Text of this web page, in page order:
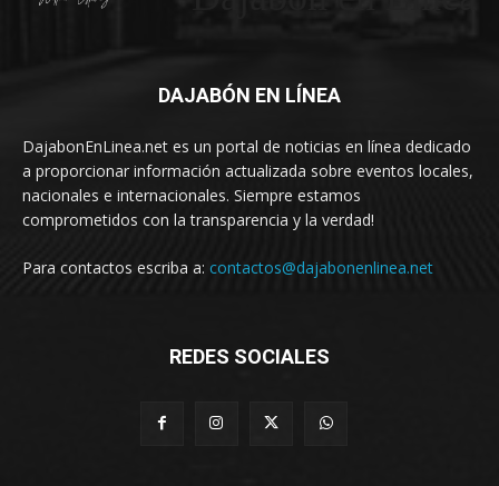
DAJABÓN EN LÍNEA
DajabonEnLinea.net es un portal de noticias en línea dedicado
a proporcionar información actualizada sobre eventos locales,
nacionales e internacionales. Siempre estamos
comprometidos con la transparencia y la verdad!
Para contactos escriba a: contactos@dajabonenlinea.net
REDES SOCIALES